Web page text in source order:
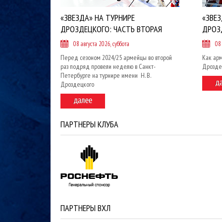
«ЗВЕЗДА» НА ТУРНИРЕ
ДРОЗДЕЦКОГО: ЧАСТЬ ВТОРАЯ
08 августа 2026, суббота
Перед сезоном 2024/25 армейцы во второй
раз подряд провели неделю в Санкт-
Петербурге на турнире имени Н. В.
Дроздецкого
08
Как
ПАРТНЕРЫ КЛУБА
ПАРТНЕРЫ ВХЛ